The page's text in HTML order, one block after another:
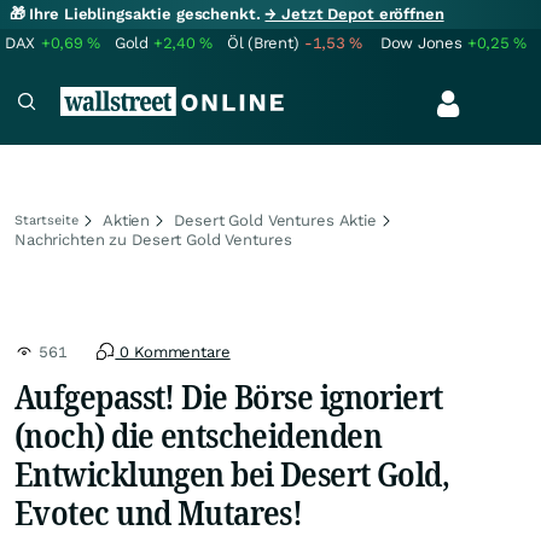
🎁 Ihre Lieblingsaktie geschenkt.→ Jetzt Depot eröffnen
DAX +0,69% Gold +2,40% Öl (Brent) -1,53% Dow Jones +0,25%
Startseite Aktien
Desert Gold Ventures Aktie
Nachrichten zu Desert Gold Ventures
561 0 Kommentare
Aufgepasst! Die Börse ignoriert
(noch) die entscheidenden
Entwicklungen bei Desert Gold,
Evotec und Mutares!